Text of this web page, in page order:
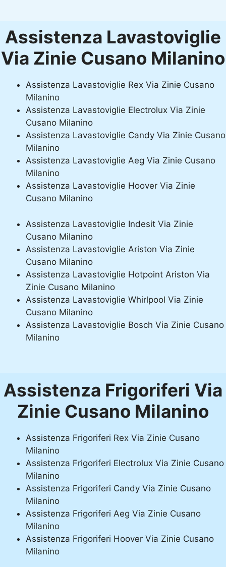
Assistenza Lavastoviglie
Via Zinie Cusano Milanino
Assistenza Lavastoviglie Rex Via Zinie Cusano
Milanino
Assistenza Lavastoviglie Electrolux Via Zinie
Cusano Milanino
Assistenza Lavastoviglie Candy Via Zinie Cusano
Milanino
Assistenza Lavastoviglie Aeg Via Zinie Cusano
Milanino
Assistenza Lavastoviglie Hoover Via Zinie
Cusano Milanino
Assistenza Lavastoviglie Indesit Via Zinie
Cusano Milanino
Assistenza Lavastoviglie Ariston Via Zinie
Cusano Milanino
Assistenza Lavastoviglie Hotpoint Ariston Via
Zinie Cusano Milanino
Assistenza Lavastoviglie Whirlpool Via Zinie
Cusano Milanino
Assistenza Lavastoviglie Bosch Via Zinie Cusano
Milanino
Assistenza Frigoriferi Via
Zinie Cusano Milanino
Assistenza Frigoriferi Rex Via Zinie Cusano
Milanino
Assistenza Frigoriferi Electrolux Via Zinie Cusano
Milanino
Assistenza Frigoriferi Candy Via Zinie Cusano
Milanino
Assistenza Frigoriferi Aeg Via Zinie Cusano
Milanino
Assistenza Frigoriferi Hoover Via Zinie Cusano
Milanino